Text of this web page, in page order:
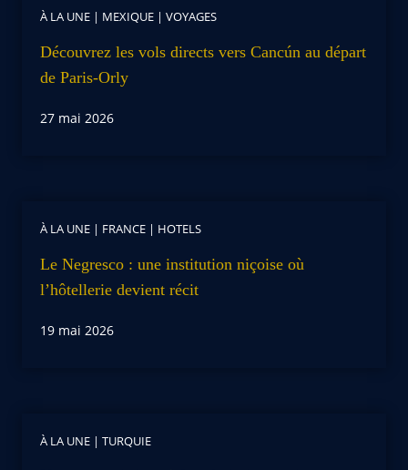
À LA UNE | MEXIQUE | VOYAGES
Découvrez les vols directs vers Cancún au départ
de Paris-Orly
27 mai 2026
À LA UNE | FRANCE | HOTELS
Le Negresco : une institution niçoise où
l’hôtellerie devient récit
19 mai 2026
À LA UNE | TURQUIE